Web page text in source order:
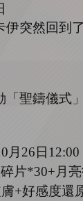
伊突然回到
「聖鑄儀式
月 26日12:00
片*30+月
+好感度還